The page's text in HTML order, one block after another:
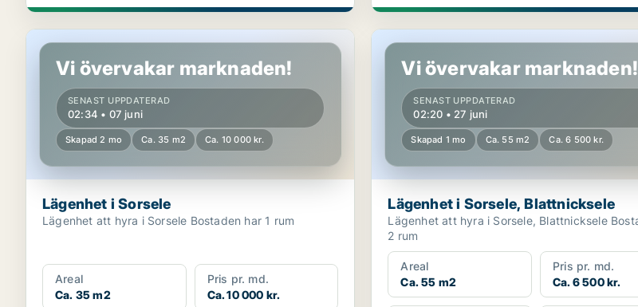
Lägenhet i Sorsele
Vi övervakar marknaden!
SENAST UPPDATERAD
02:34 • 07 juni
Skapad 2 mo Ca. 35 m2 Ca. 10 000 kr.
Lägenhet i Sorsele
Lägenhet att hyra i Sorsele Bostaden har 1 rum
Areal
Ca. 35 m2
Pris pr. md.
Ca. 10 000 kr.
Lägenhet i Sorsele, Blattnicksele
Vi övervakar marknaden!
SENAST UPPDATERAD
02:20 • 27 juni
Skapad 1 mo Ca. 55 m2 Ca. 6 500 kr.
Lägenhet i Sorsele, Blattnicksele
Lägenhet att hyra i Sorsele, Blattnicksele Bostaden har
2 rum
Areal
Ca. 55 m2
Pris pr. md.
Ca. 6 500 kr.